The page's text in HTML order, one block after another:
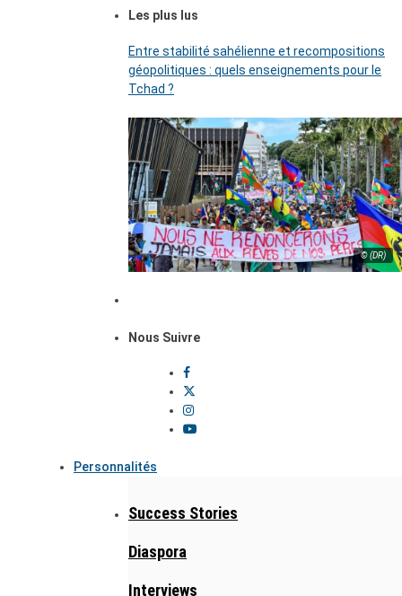
Les plus lus
Entre stabilité sahélienne et recompositions
géopolitiques : quels enseignements pour le
Tchad ?
© (DR)
Nous Suivre
Personnalités
Success Stories
Diaspora
Interviews